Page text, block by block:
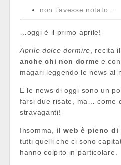
non l’avesse notato…
…oggi è il primo aprile!
Aprile dolce dormire , recita
anche chi non dorme e
magari leggendo le news al
E le news di oggi sono un
farsi due risate, ma… come
stravaganti!
Insomma, il web è pieno di
tutti quelli che ci sono
hanno colpito in particolare.